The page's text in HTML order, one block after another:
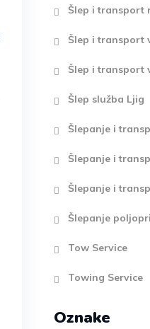
Šlep i transport
Šlep i transport
Šlep i transport
Šlep služba Ljig
Šlepanje i
Šlepanje i
Šlepanje i
Šlepanje
Tow Service
Towing Service
Oznake